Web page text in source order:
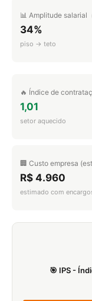
📊 Amplitude salarial
34%
piso → teto
🔥 Índice de
1,01
setor aquecido
🏢 Custo empresa
R$ 4.960
estimado com
🎯 IPS -